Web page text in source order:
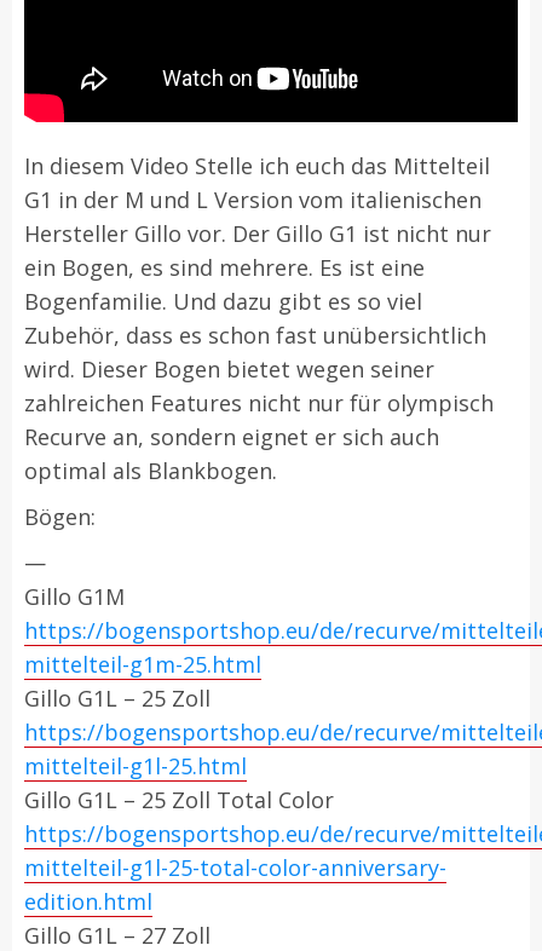
In diesem Video Stelle ich euch das Mittelteil
G1 in der M und L Version vom italienischen
Hersteller Gillo vor. Der Gillo G1 ist nicht nur
ein Bogen, es sind mehrere. Es ist eine
Bogenfamilie. Und dazu gibt es so viel
Zubehör, dass es schon fast unübersichtlich
wird. Dieser Bogen bietet wegen seiner
zahlreichen Features nicht nur für olympisch
Recurve an, sondern eignet er sich auch
optimal als Blankbogen.
Bögen:
—
Gillo G1M
https://bogensportshop.eu/de/recurve/
mittelteil-g1m-25.html
Gillo G1L – 25 Zoll
https://bogensportshop.eu/de/recurve/
mittelteil-g1l-25.html
Gillo G1L – 25 Zoll Total Color
https://bogensportshop.eu/de/recurve/
mittelteil-g1l-25-total-color-anniversary-
edition.html
Gillo G1L – 27 Zoll